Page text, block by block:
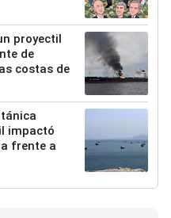
proyectil
de
costas de
impactó
frente a